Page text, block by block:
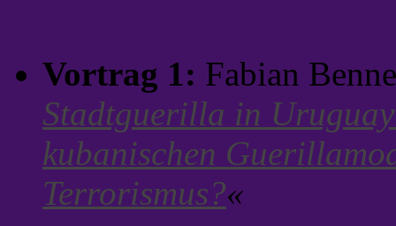
Vortrag 1: Fabian
Stadtguerilla in
kubanischen
Terrorismus?«